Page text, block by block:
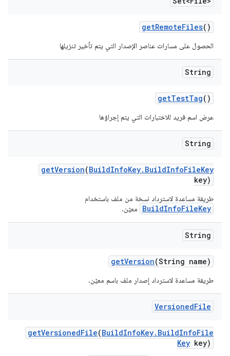
getRemoteFiles()
الحصول على مسارات عناصر الإصدار التي يتم تأخير تنزيلها
String
getTestTag()
عرض اسم فريد للاختبارات التي يتم إجراؤها
String
getVersion(BuildInfoKey. BuildInfoFileKey
key)
طريقة مساعدة لاسترداد نسخة من ملف باستخدام
BuildInfoFileKey معيّن.
String
getVersion(String name)
طريقة مساعدة لاسترداد إصدار ملف باسم معيّن.
VersionedFile
getVersionedFile(BuildInfoKey. BuildInfoFile
Key key)